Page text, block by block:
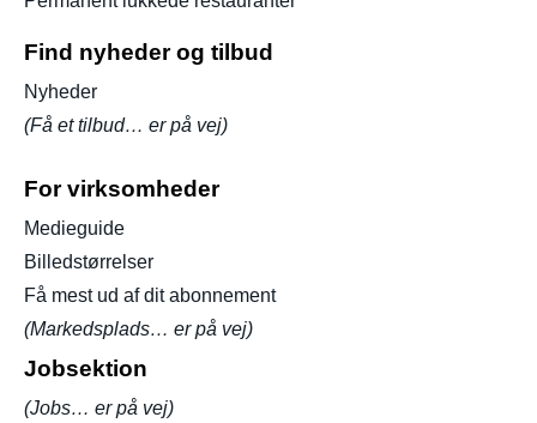
Find nyheder og tilbud
Nyheder
(Få et tilbud… er på vej)
For virksomheder
Medieguide
Billedstørrelser
Få mest ud af dit abonnement
(Markedsplads… er på vej)
Jobsektion
(Jobs… er på vej)